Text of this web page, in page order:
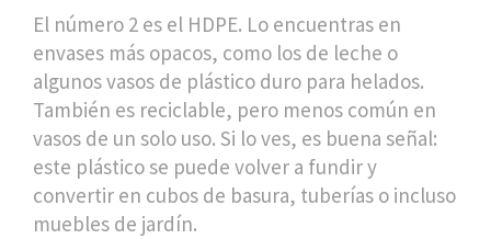
El número 2 es el HDPE. Lo encuentras en
envases más opacos, como los de leche o
algunos vasos de plástico duro para helados.
También es reciclable, pero menos común en
vasos de un solo uso. Si lo ves, es buena señal:
este plástico se puede volver a fundir y
convertir en cubos de basura, tuberías o incluso
muebles de jardín.